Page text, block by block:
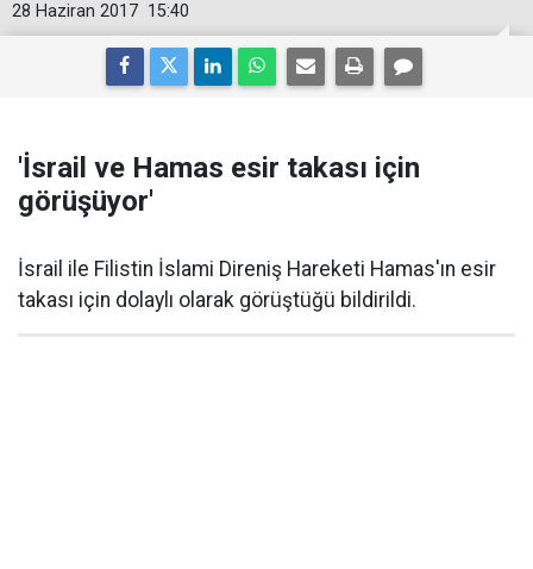
15:40
28 Haziran 2017
'İsrail ve Hamas esir takası için
görüşüyor'
İsrail ile Filistin İslami Direniş Hareketi Hamas'ın esir
takası için dolaylı olarak görüştüğü bildirildi.